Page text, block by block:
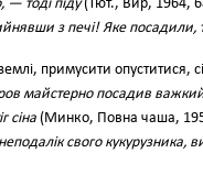
— тоді піду(Тют., Вир, 1964,
з печі! Яке посадили,
примусити опуститися,
майстерно посадив важкий
сіна (Минко, Повна чаша,
свого кукурузника,